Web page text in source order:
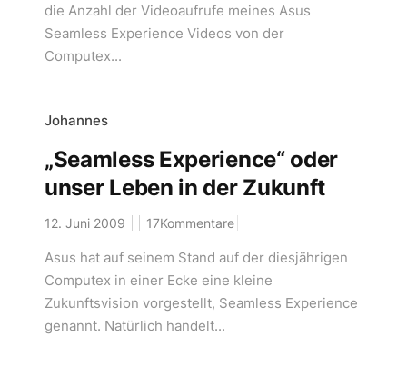
die Anzahl der Videoaufrufe meines Asus
Seamless Experience Videos von der
Computex...
Johannes
„Seamless Experience“ oder
unser Leben in der Zukunft
12. Juni 2009 17Kommentare
Asus hat auf seinem Stand auf der diesjährigen
Computex in einer Ecke eine kleine
Zukunftsvision vorgestellt, Seamless Experience
genannt. Natürlich handelt...